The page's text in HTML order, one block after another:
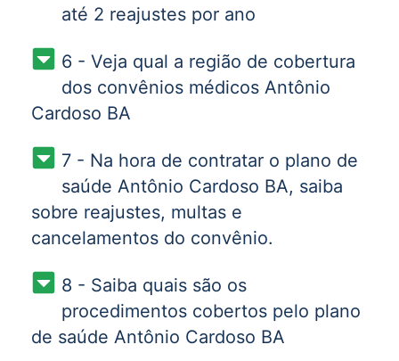
até 2 reajustes por ano
6 - Veja qual a região de cobertura
dos convênios médicos Antônio
Cardoso BA
7 - Na hora de contratar o plano de
saúde Antônio Cardoso BA, saiba
sobre reajustes, multas e
cancelamentos do convênio.
8 - Saiba quais são os
procedimentos cobertos pelo plano
de saúde Antônio Cardoso BA